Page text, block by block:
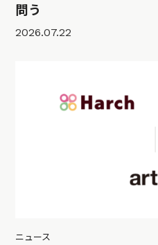
問う
2026.07.22
ニュース